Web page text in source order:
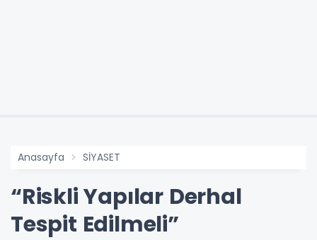
Anasayfa SİYASET
“Riskli Yapılar Derhal
Tespit Edilmeli”